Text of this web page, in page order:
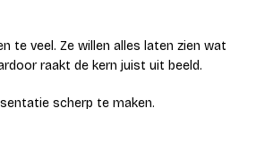
te veel. Ze willen alles laten zien wat
raakt de kern juist uit beeld.
scherp te maken.